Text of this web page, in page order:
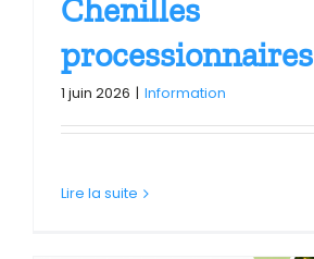
Chenilles
processionnaires
1 juin 2026 | Information
Lire la suite